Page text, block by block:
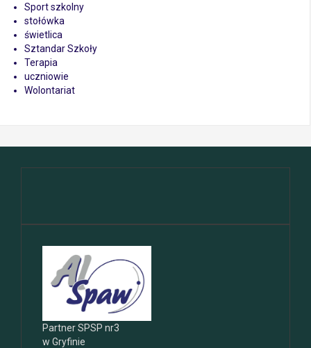
Sport szkolny
stołówka
świetlica
Sztandar Szkoły
Terapia
uczniowie
Wolontariat
Partner SPSP nr3
w Gryfinie